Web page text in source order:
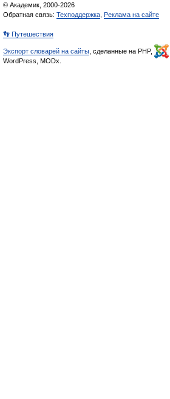
© Академик, 2000-2026
Обратная связь: Техподдержка Реклама на сайте
👣 Путешествия
Экспорт словарей на сайты , сделанные на PHP,
WordPress, MODx.